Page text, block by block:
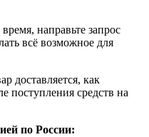
направьте запрос
всё возможное для
доставляется, как
поступления средств на
по России: